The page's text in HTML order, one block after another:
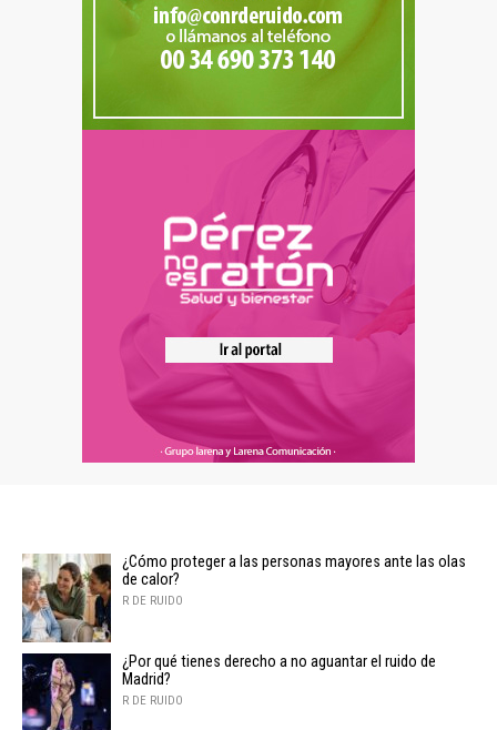
¿Cómo proteger a las personas mayores ante las olas
de calor?
R DE RUIDO
¿Por qué tienes derecho a no aguantar el ruido de
Madrid?
R DE RUIDO